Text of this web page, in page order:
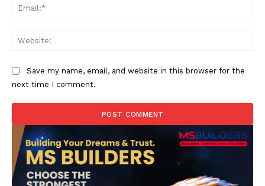
Save my name, email, and website in this browser for the
next time I comment.